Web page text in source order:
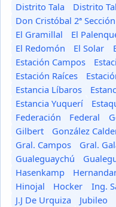
Distrito Tala
Distrito
Don Cristóbal 2ª Sección
El Gramillal
El
El Redomón
El Solar
Estación Campos
Estación Raíces
Estancia Líbaros
Estancia Yuquerí
Federación
Federal
Gilbert
González
Gral. Campos
Gral.
Gualeguaychú
Hasenkamp
Hinojal
Hocker Ing.
J.J De Urquiza
Jubileo